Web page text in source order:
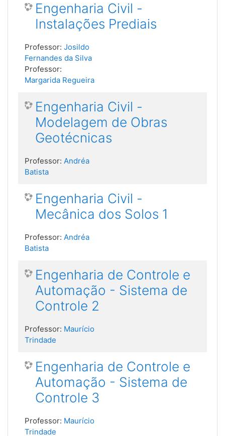
Engenharia Civil -
Instalações Prediais
Professor: Josildo
Fernandes da Silva
Professor:
Margarida Regueira
Engenharia Civil -
Modelagem de Obras
Geotécnicas
Professor: Andréa
Batista
Engenharia Civil -
Mecânica dos Solos 1
Professor: Andréa
Batista
Engenharia de Controle e
Automação - Sistema de
Controle 2
Professor: Maurício
Trindade
Engenharia de Controle e
Automação - Sistema de
Controle 3
Professor: Maurício
Trindade